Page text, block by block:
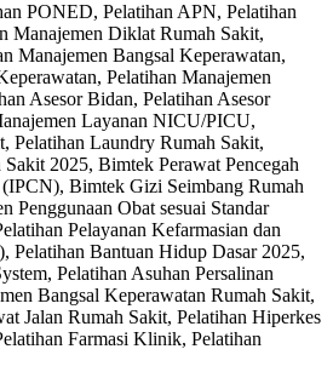
PONED, Pelatihan APN, Pelatihan
Manajemen Diklat Rumah Sakit,
Manajemen Bangsal Keperawatan,
Pelatihan Manajemen
Asesor Bidan, Pelatihan Asesor
Layanan NICU/PICU,
Pelatihan Laundry Rumah Sakit,
2025, Bimtek Perawat Pencegah
Bimtek Gizi Seimbang Rumah
Penggunaan Obat sesuai Standar
Pelayanan Kefarmasian dan
Pelatihan Bantuan Hidup Dasar 2025,
Pelatihan Asuhan Persalinan
Bangsal Keperawatan Rumah Sakit,
Jalan Rumah Sakit, Pelatihan Hiperkes
Farmasi Klinik, Pelatihan